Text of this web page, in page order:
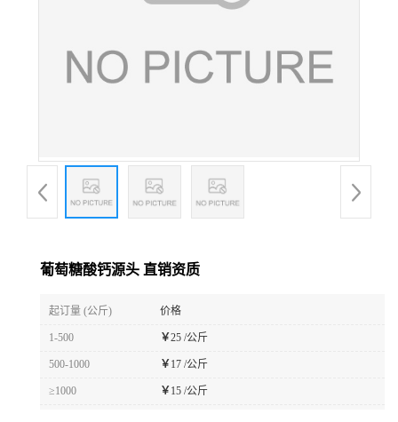
葡萄糖酸钙源头 直销资质
起订量 (公斤) 价格
1-500 ￥25 /公斤
500-1000 ￥ 17 /公斤
≥1000 ￥ 15 /公斤